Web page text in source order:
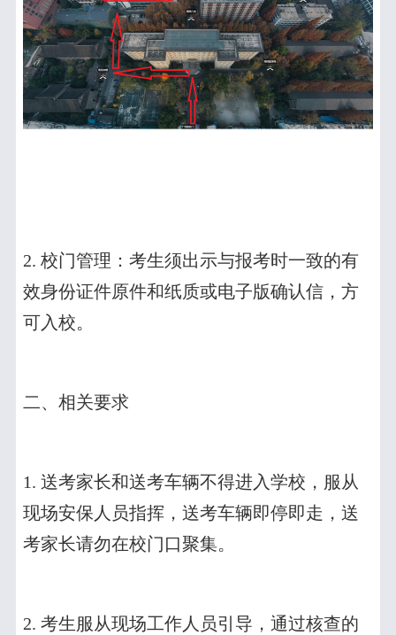
2.校门管理：考生须出示与报考时一致的有
效身份证件原件和纸质或电子版确认信，方
可入校。
二、相关要求
1.送考家长和送考车辆不得进入学校，服从
现场安保人员指挥，送考车辆即停即走，送
考家长请勿在校门口聚集。
2.考生服从现场工作人员引导，通过核查的